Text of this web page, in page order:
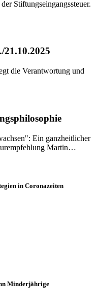
Stiftungseingangssteuer.
21.10.2025
die Verantwortung und
Ein ganzheitlicher
Martin…
in Coronazeiten
Minderjährige